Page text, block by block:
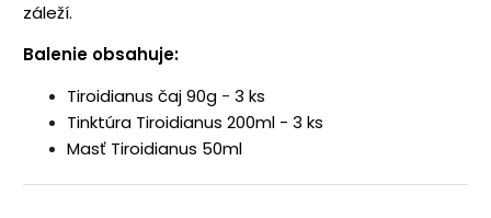
záleží.
Balenie obsahuje:
Tiroidianus čaj 90g - 3 ks
Tinktúra Tiroidianus 200ml - 3 ks
Masť Tiroidianus 50ml